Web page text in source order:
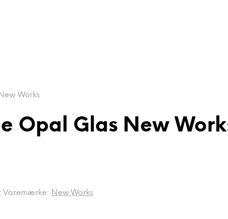
Works
Opal Glas New
Varemærke: New Works